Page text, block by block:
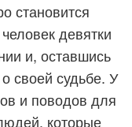
становится
девятки
и, оставшись
своей судьбе. У
и поводов для
которые